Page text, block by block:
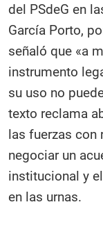
del PSdeG en
García Porto,
señaló que «a
instrumento
su uso no
texto reclama
las fuerzas con
negociar un
institucional y
en las urnas.